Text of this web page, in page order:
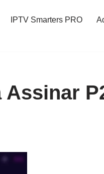
IPTV Smarters PRO
Assinar